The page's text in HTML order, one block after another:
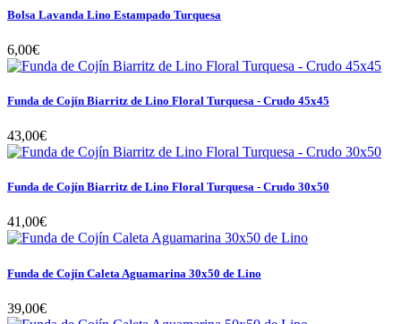
Bolsa Lavanda Lino Estampado Turquesa
6,00€
Funda de Cojín Biarritz de Lino Floral Turquesa - Crudo 45x45
43,00€
Funda de Cojín Biarritz de Lino Floral Turquesa - Crudo 30x50
41,00€
Funda de Cojín Caleta Aguamarina 30x50 de Lino
39,00€